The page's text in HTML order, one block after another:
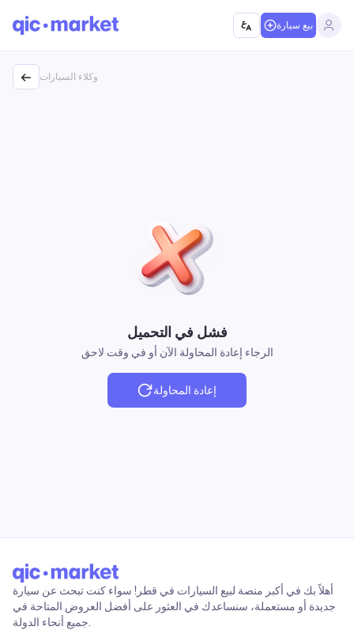
بيع سيارة
وكلاء السيارات
فشل في التحميل
الرجاء إعادة المحاولة الآن أو في وقت لاحق
إعادة المحاولة
أهلاً بك في أكبر منصة لبيع السيارات في قطر! سواء كنت تبحث عن سيارة
جديدة أو مستعملة، سنساعدك في العثور على أفضل العروض المتاحة في